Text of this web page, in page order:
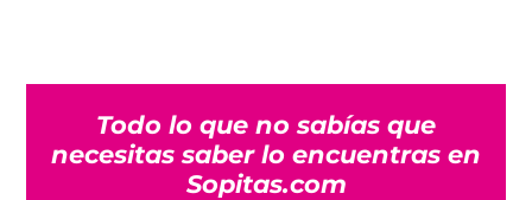
Todo lo que no sabías que
necesitas saber lo encuentras en
Sopitas.com